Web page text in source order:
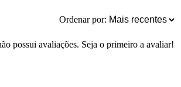
Ordenar por:
possui avaliações. Seja o primeiro a avaliar!